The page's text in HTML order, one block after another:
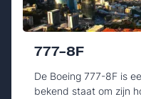
777-8F
De Boeing 777-8F is
bekend staat om zijn